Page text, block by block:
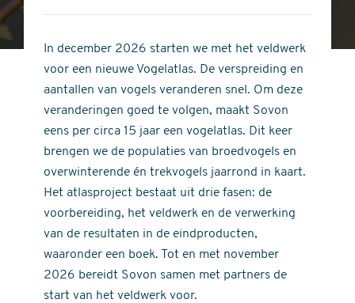
stars
of
stars
In december 2026 starten we met het veldwerk
voor een nieuwe Vogelatlas. De verspreiding en
aantallen van vogels veranderen snel. Om deze
veranderingen goed te volgen, maakt Sovon
eens per circa 15 jaar een vogelatlas. Dit keer
brengen we de populaties van broedvogels en
overwinterende én trekvogels jaarrond in kaart.
Het atlasproject bestaat uit drie fasen: de
voorbereiding, het veldwerk en de verwerking
van de resultaten in de eindproducten,
waaronder een boek. Tot en met november
2026 bereidt Sovon samen met partners de
start van het veldwerk voor.